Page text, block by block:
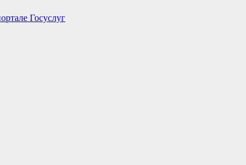
Госуслуг